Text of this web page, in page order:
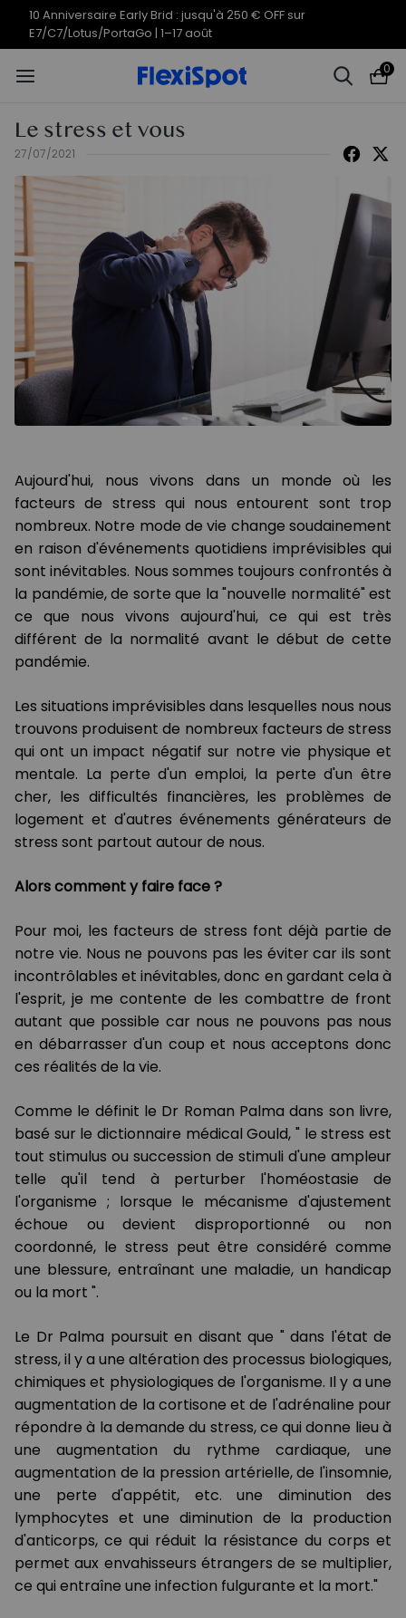
Offres du 10e anniversaire | C7
Morpher dès 579,99 €
Termine en
0
Le stress et vous
27/07/2021
Aujourd'hui, nous vivons dans un monde où les
facteurs de stress qui nous entourent sont trop
nombreux. Notre mode de vie change soudainement
en raison d'événements quotidiens imprévisibles qui
sont inévitables. Nous sommes toujours confrontés à
la pandémie, de sorte que la "nouvelle normalité" est
ce que nous vivons aujourd'hui, ce qui est très
différent de la normalité avant le début de cette
pandémie.
Les situations imprévisibles dans lesquelles nous nous
trouvons produisent de nombreux facteurs de stress
qui ont un impact négatif sur notre vie physique et
mentale. La perte d'un emploi, la perte d'un être
cher, les difficultés financières, les problèmes de
logement et d'autres événements générateurs de
stress sont partout autour de nous.
Alors comment y faire face ?
Pour moi, les facteurs de stress font déjà partie de
notre vie. Nous ne pouvons pas les éviter car ils sont
incontrôlables et inévitables, donc en gardant cela à
l'esprit, je me contente de les combattre de front
autant que possible car nous ne pouvons pas nous
en débarrasser d'un coup et nous acceptons donc
ces réalités de la vie.
Comme le définit le Dr Roman Palma dans son livre,
basé sur le dictionnaire médical Gould, " le stress est
tout stimulus ou succession de stimuli d'une ampleur
telle qu'il tend à perturber l'homéostasie de
l'organisme ; lorsque le mécanisme d'ajustement
échoue ou devient disproportionné ou non
coordonné, le stress peut être considéré comme
une blessure, entraînant une maladie, un handicap
ou la mort ".
Le Dr Palma poursuit en disant que " dans l'état de
stress, il y a une altération des processus biologiques,
chimiques et physiologiques de l'organisme. Il y a une
augmentation de la cortisone et de l'adrénaline pour
répondre à la demande du stress, ce qui donne lieu à
une augmentation du rythme cardiaque, une
augmentation de la pression artérielle, de l'insomnie,
une perte d'appétit, etc. une diminution des
lymphocytes et une diminution de la production
d'anticorps, ce qui réduit la résistance du corps et
permet aux envahisseurs étrangers de se multiplier,
ce qui entraîne une infection fulgurante et la mort."